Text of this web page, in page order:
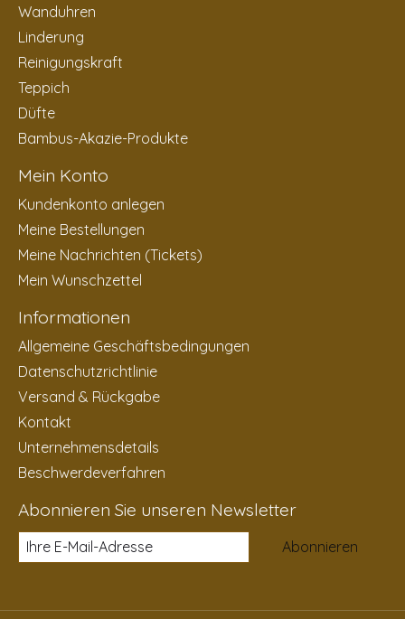
Wanduhren
Linderung
Reinigungskraft
Teppich
Düfte
Bambus-Akazie-Produkte
Mein Konto
Kundenkonto anlegen
Meine Bestellungen
Meine Nachrichten (Tickets)
Mein Wunschzettel
Informationen
Allgemeine Geschäftsbedingungen
Datenschutzrichtlinie
Versand & Rückgabe
Kontakt
Unternehmensdetails
Beschwerdeverfahren
Abonnieren Sie unseren Newsletter
Abonnieren